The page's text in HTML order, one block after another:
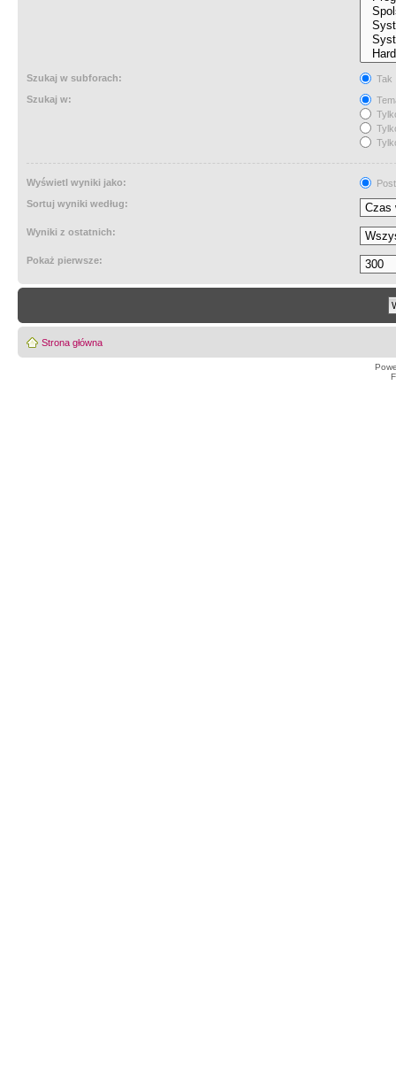
Szukaj w subforach:
Tak
Szukaj w:
Wyświetl wyniki jako:
Sortuj wyniki według:
Wyniki z ostatnich:
Pokaż pierwsze:
Strona główna